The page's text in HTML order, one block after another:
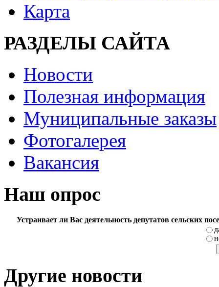
Карта
РАЗДЕЛЫ САЙТА
Новости
Полезная информация
Муниципальные заказы
Фотогалерея
Вакансия
Наш опрос
Устраивает ли Вас деятельность депутатов сельских
Другие новости